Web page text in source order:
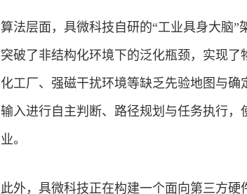
算法层面，具微科技自研的“工业具身大脑”
突破了非结构化环境下的泛化瓶颈，实现了
化工厂、强磁干扰环境等缺乏先验地图与
输入进行自主判断、路径规划与任务执行
业。
此外，具微科技正在构建一个面向第三方